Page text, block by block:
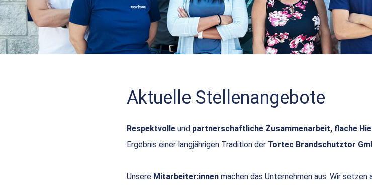
Aktuelle Stellenangebote
Respektvolle und partnerschaftliche Zusammenarbeit, flache
Ergebnis einer langjährigen Tradition der Tortec Brandschutztor
Unsere Mitarbeiter:innen machen das Unternehmen aus. Wir setzen